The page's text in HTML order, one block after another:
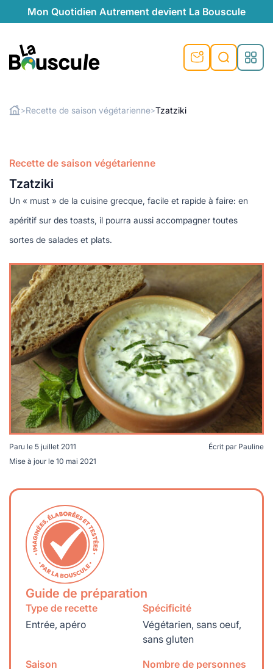
Mon Quotidien Autrement devient La Bouscule
préventive
au naturel
végétariennes
locales
plus de recyclage
responsables
durables
naturel
saison
douce
>Recette de saison végétarienne>Tzatziki
Recette de saison végétarienne
Tzatziki
Un « must » de la cuisine grecque, facile et rapide à faire: en
apéritif sur des toasts, il pourra aussi accompagner toutes
sortes de salades et plats.
Paru le 5 juillet 2011
Mise à jour le 10 mai 2021
Écrit par Pauline
Guide de préparation
Type de recette
Entrée, apéro
Spécificité
Végétarien, sans oeuf,
sans gluten
Saison
Nombre de personnes